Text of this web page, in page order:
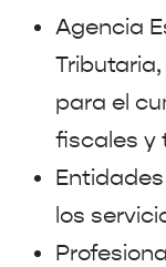
Agencia
para el
fiscales y
los